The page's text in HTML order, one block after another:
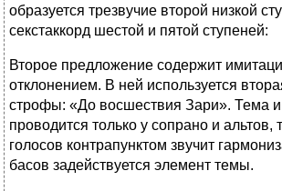
образуется трезвучие второй низкой
секстаккорд шестой и пятой ступеней:
Второе предложение содержит
отклонением. В ней используется
строфы: «До восшествия Зари». Тема
проводится только у сопрано и альтов,
голосов контрапунктом звучит
басов задействуется элемент темы.